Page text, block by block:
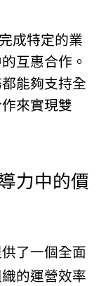
成特定的業
互惠合作。
能夠支持全
來實現雙
力中的價
供了一個全面
的運營效率